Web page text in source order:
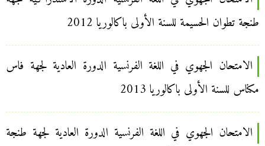
طنجة تطوان الحسيمة للسنة الأولى باكالوريا 2012
الامتحان الجهوي في اللغة الفرنسية الدورة العادية لجهة فاس
مكناس للسنة الأولى باكالوريا 2013
الامتحان الجهوي في اللغة الفرنسية الدورة العادية لجهة طنجة